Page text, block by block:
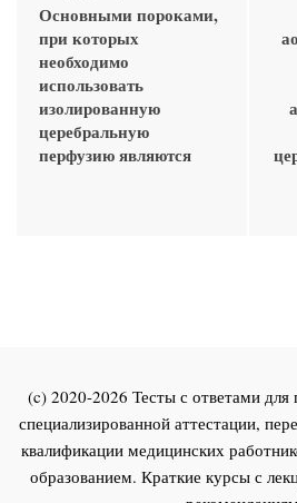
Основными пороками,
при которых
необходимо
использовать
изолированную
церебральную
перфузию являются
(c) 2020-2026 Тесты с ответами для
специализированной аттестации,
квалификации медицинских
образованием. Краткие курсы с